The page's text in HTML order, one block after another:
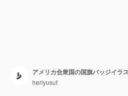
アメリカ合衆国の国旗バッジイラ
heriyusuf